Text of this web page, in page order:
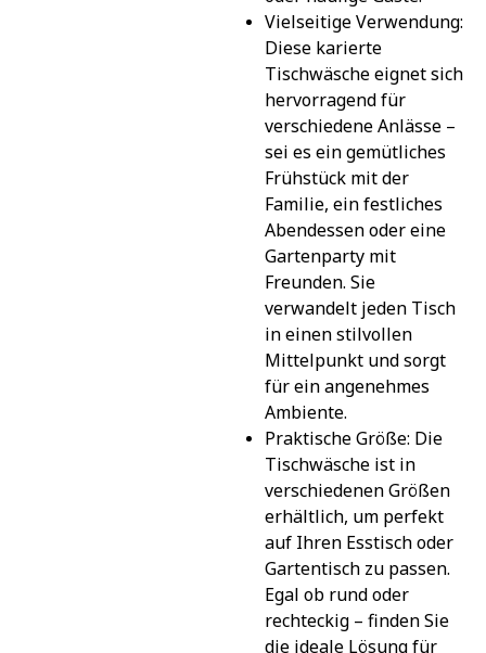
Vielseitige Verwendung:
Diese karierte
Tischwäsche eignet sich
hervorragend für
verschiedene Anlässe –
sei es ein gemütliches
Frühstück mit der
Familie, ein festliches
Abendessen oder eine
Gartenparty mit
Freunden. Sie
verwandelt jeden Tisch
in einen stilvollen
Mittelpunkt und sorgt
für ein angenehmes
Ambiente.
Praktische Größe: Die
Tischwäsche ist in
verschiedenen Größen
erhältlich, um perfekt
auf Ihren Esstisch oder
Gartentisch zu passen.
Egal ob rund oder
rechteckig – finden Sie
die ideale Lösung für